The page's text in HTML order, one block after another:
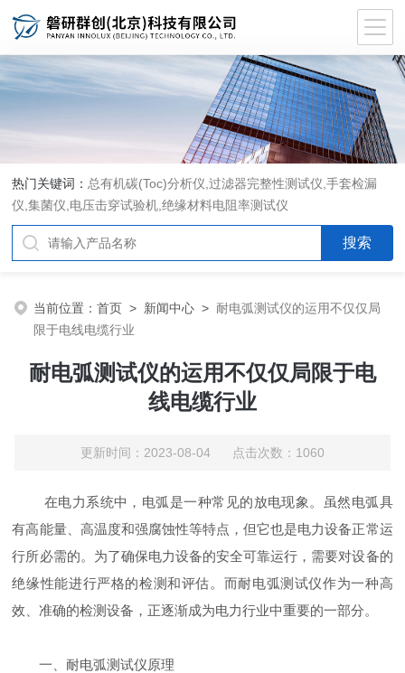
热门关键词： 总有机碳(Toc)分析仪 ,过滤器完整性测试仪 ,手套检漏
仪 ,集菌仪 电压击穿试验机 ,绝缘材料电阻率测试仪
当前位置：首页 > 新闻中心 > 耐电弧测试仪的运用不仅仅局
限于电线电缆行业
耐电弧测试仪的运用不仅仅局限于电
线电缆行业
更新时间：2023-08-04 点击次数：1060
在电力系统中，电弧是一种常见的放电现象。虽然电弧具
有高能量、高温度和强腐蚀性等特点，但它也是电力设备正常运
行所必需的。为了确保电力设备的安全可靠运行，需要对设备的
绝缘性能进行严格的检测和评估。而耐电弧测试仪作为一种高
效、准确的检测设备，正逐渐成为电力行业中重要的一部分。
一、耐电弧测试仪原理